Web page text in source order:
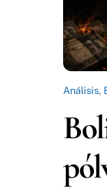
Análisis,